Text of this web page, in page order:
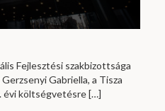
Fejlesztési szakbizottsága
Gabriella, a Tisza
évi költségvetésre[…]